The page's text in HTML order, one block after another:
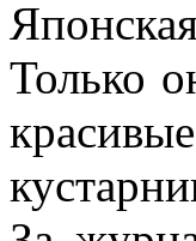
Только